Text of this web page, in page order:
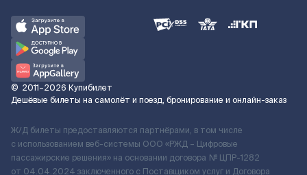
© 2011–2026 Купибилет
Дешёвые билеты на самолёт и поезд, бронирование и онлайн-заказ
Ж/Д билеты предоставляются партнёрами, в том числе
с использованием веб-системы ООО «РЖД – Цифровые
пассажирские решения» на основании договора № ЦПР-1282
от 04.04.2024 заключенного с Поставщиком услуг и Договора